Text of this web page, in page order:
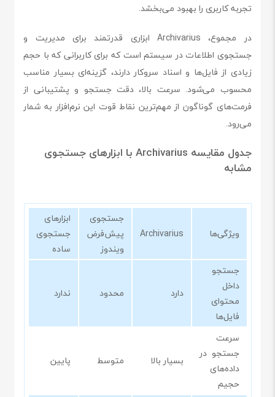
تجربه کاربری را بهبود می‌بخشد.
در مجموع، Archivarius ابزاری قدرتمند برای مدیریت و
جستجوی اطلاعات در سیستم است که برای کاربرانی که با حجم
زیادی از فایل‌ها و اسناد سروکار دارند، گزینه‌ای بسیار مناسب
محسوب می‌شود. سرعت بالا، دقت جستجو و پشتیبانی از
فرمت‌های گوناگون از مهم‌ترین نقاط قوت این نرم‌افزار به شمار
می‌رود.
جدول مقایسه Archivarius با ابزارهای جستجوی
مشابه
ویژگی‌ها Archivarius
جستجوی
پیش‌فرض
ویندوز
ابزارهای
جستجوی
ساده
جستجو
داخل
محتوای
فایل‌ها
دارد محدود ندارد
سرعت
جستجو در
داده‌های
حجیم
بسیار بالا متوسط پایین